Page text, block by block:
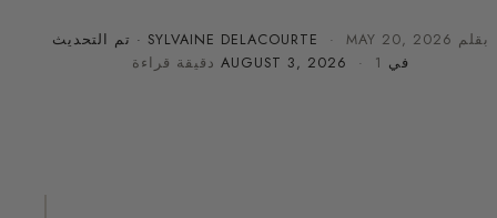
بقلم SYLVAINE DELACOURTE ·MAY 20, 2026
· تم التحديث
في
AUGUST 3, 2026 · 1 دقيقة قراءة